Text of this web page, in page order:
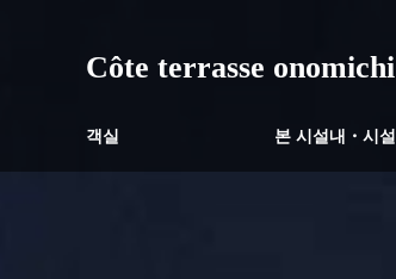
Côte terrasse onomichi
객실 본 시설내・시설